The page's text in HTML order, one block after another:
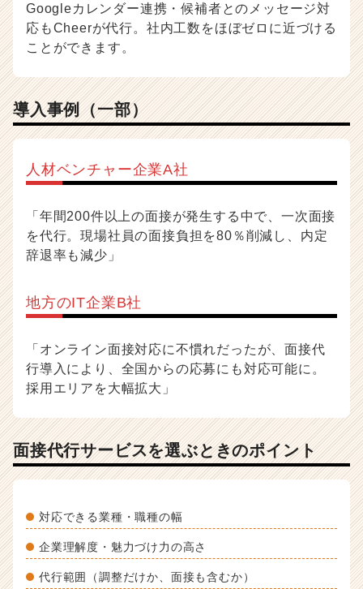
Googleカレンダー連携・候補者とのメッセージ対
応もCheerが代行。社内工数をほぼゼロに近づける
ことができます。
導入事例（一部）
人材ベンチャー企業A社
「年間200件以上の面接が発生する中で、一次面接
を代行。現場社員の面接負担を80％削減し、内定
辞退率も減少」
地方のIT企業B社
「オンライン面接対応に不慣れだったが、面接代
行導入により、全国からの応募にも対応可能に。
採用エリアを大幅拡大」
面接代行サービスを選ぶときのポイント
対応できる業種・職種の幅
企業理解度・魅力づけ力の高さ
代行範囲（調整だけか、面接も含むか）